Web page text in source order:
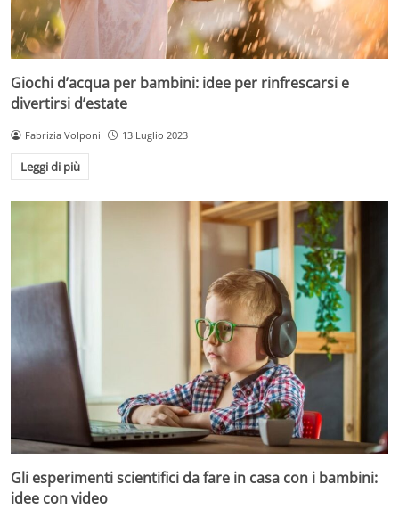
Giochi d’acqua per bambini: idee per rinfrescarsi e
divertirsi d’estate
Fabrizia Volponi 13 Luglio 2023
Leggi di più
Gli esperimenti scientifici da fare in casa con i bambini:
idee con video